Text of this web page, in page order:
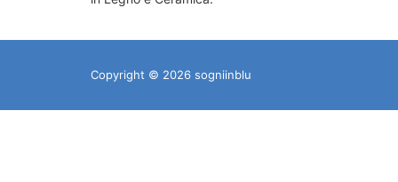
Copyright © 2026 sogniinblu